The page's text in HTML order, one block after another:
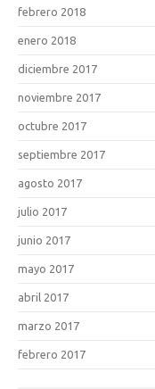
febrero 2018
enero 2018
diciembre 2017
noviembre 2017
octubre 2017
septiembre 2017
agosto 2017
julio 2017
junio 2017
mayo 2017
abril 2017
marzo 2017
febrero 2017